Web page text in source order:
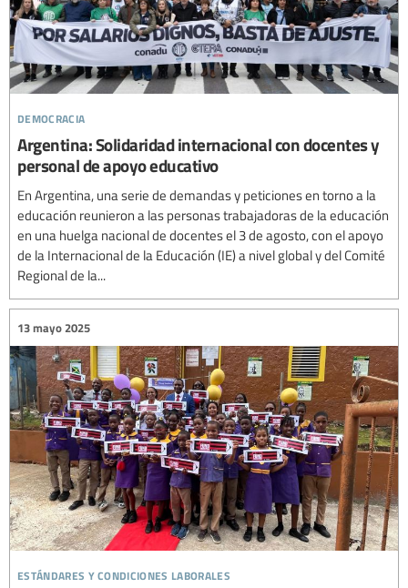
democracia
Argentina: Solidaridad internacional con docentes y
personal de apoyo educativo
En Argentina, una serie de demandas y peticiones en torno a la
educación reunieron a las personas trabajadoras de la educación
en una huelga nacional de docentes el 3 de agosto, con el apoyo
de la Internacional de la Educación (IE) a nivel global y del Comité
Regional de la...
estándares y condiciones laborales
13 mayo 2025